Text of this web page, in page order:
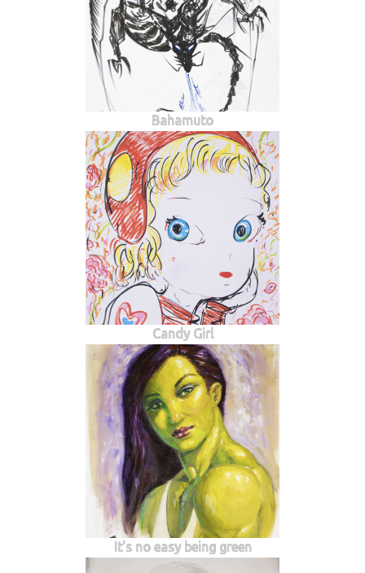
Bahamuto
Candy Girl
It's no easy being green